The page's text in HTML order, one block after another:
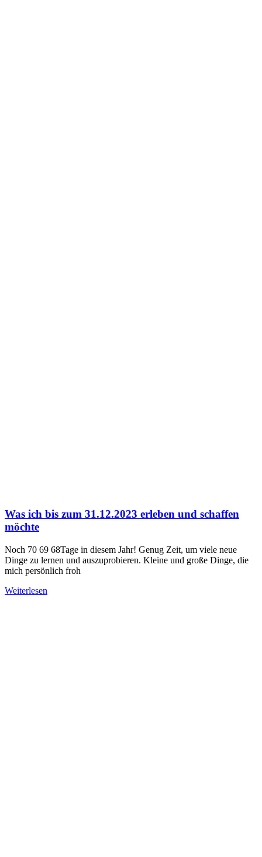
Was ich bis zum 31.12.2023 erleben und schaffen
möchte
Noch 70 69 68Tage in diesem Jahr! Genug Zeit, um viele neue
Dinge zu lernen und auszuprobieren. Kleine und große Dinge, die
mich persönlich froh
Weiterlesen